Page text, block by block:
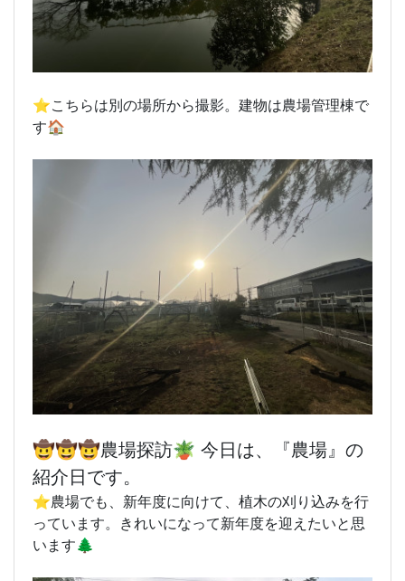
⭐️こちらは別の場所から撮影。建物は農場管理棟で
す🏠
🤠🤠🤠農場探訪🪴 今日は、『農場』の
紹介日です。
⭐️農場でも、新年度に向けて、植木の刈り込みを行
っています。きれいになって新年度を迎えたいと思
います🌲